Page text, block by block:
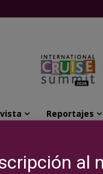
Reportajes
en abril 25 cruceros...
al